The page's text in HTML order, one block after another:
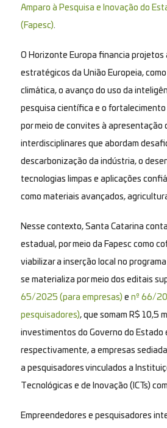
Amparo à Pesquisa e Inovação do
(Fapesc).
O Horizonte Europa financia projetos
estratégicos da União Europeia,
climática, o avanço do uso da
pesquisa científica e o fortalecimento
por meio de convites à apresentação
interdisciplinares que abordam
descarbonização da indústria, o
tecnologias limpas e aplicações
como materiais avançados,
Nesse contexto, Santa Catarina
estadual, por meio da Fapesc como
viabilizar a inserção local no
se materializa por meio dos editais
65/2025 (para empresas) e nº 66/
pesquisadores), que somam R$ 10,5
investimentos do Governo do Estado
respectivamente, a empresas
a pesquisadores vinculados a
Tecnológicas e de Inovação (ICTs)
Empreendedores e pesquisadores